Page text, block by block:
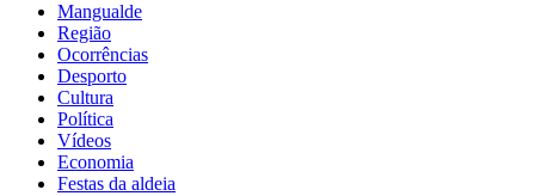
Mangualde
Região
Ocorrências
Desporto
Cultura
Política
Vídeos
Economia
Festas da aldeia